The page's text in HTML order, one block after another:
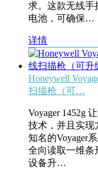
求。这款无线
电池，可确保…
详情
Honeywell
扫描枪（可…
Voyager 1452g
技术，并且实
知名的Voyager系
全向读取一维条
设备升…